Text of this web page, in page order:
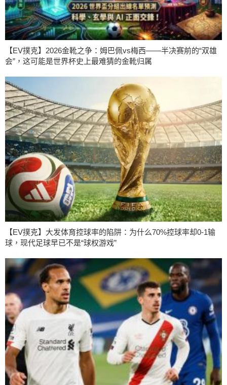
【EV撲克】2026金靴之争：姆巴佩vs梅西——半决赛前的“双雄
会”，这可能是世界杯史上最难猜的金靴归属
【EV撲克】大发体育控球率的陷阱：为什么70%控球率却0-1输
球，现代足球早已不是“球权游戏”